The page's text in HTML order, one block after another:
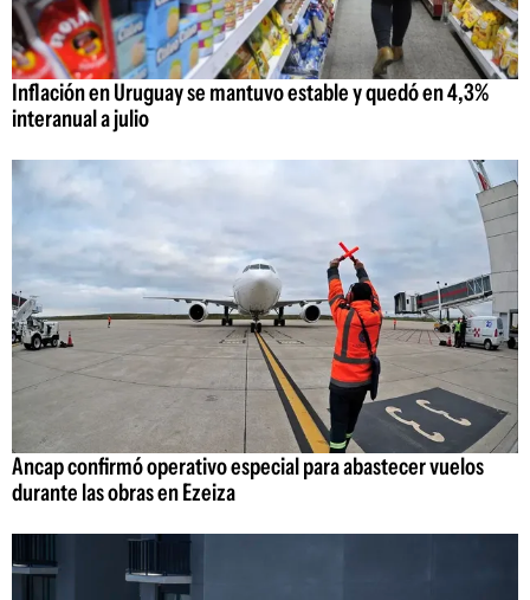
Inflación en Uruguay se mantuvo estable y quedó en 4,3%
interanual a julio
Ancap confirmó operativo especial para abastecer vuelos
durante las obras en Ezeiza